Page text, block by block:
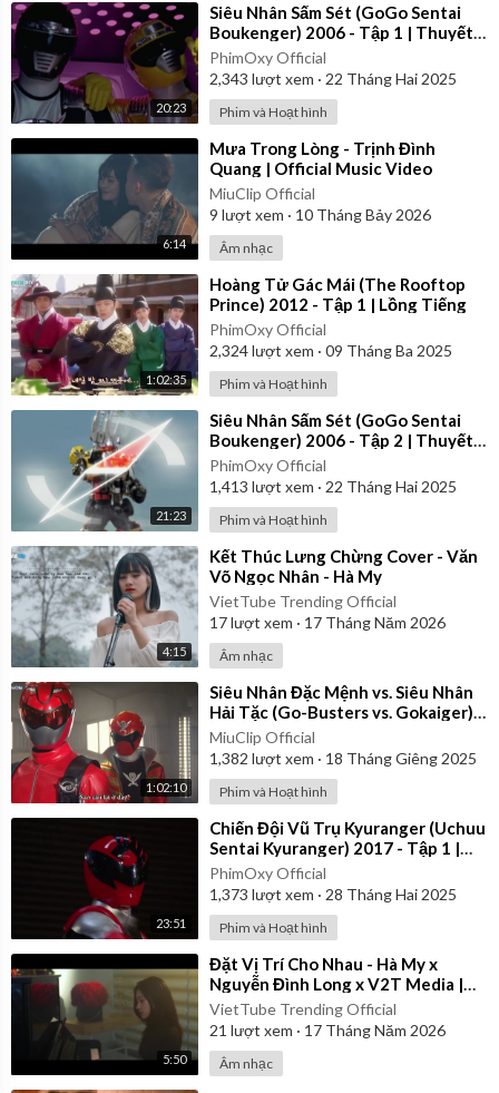
20:23
⁣Siêu Nhân Sấm Sét (GoGo Sentai
Boukenger) 2006 - Tập 1 | Thuyết
Minh
PhimOxy Official
2,343 lượt xem · 22 Tháng Hai 2025
Phim và Hoạt hình
6:14
⁣Mưa Trong Lòng - Trịnh Đình
Quang | Official Music Video
MiuClip Official
9 lượt xem · 10 Tháng Bảy 2026
Âm nhạc
1:02:35
⁣Hoàng Tử Gác Mái (The Rooftop
Prince) 2012 - Tập 1 | Lồng Tiếng
PhimOxy Official
2,324lượt xem · 09 Tháng Ba 2025
Phim và Hoạt hình
21:23
⁣Siêu Nhân Sấm Sét (GoGo Sentai
Boukenger) 2006 - Tập 2 | Thuyết
Minh
PhimOxy Official
1,413 lượt xem · 22 Tháng Hai 2025
Phim và Hoạt hình
4:15
⁣Kết Thúc Lưng Chừng Cover - Văn
Võ Ngọc Nhân - Hà My
VietTube Trending Official
17lượt xem · 17 Tháng Năm 2026
Âm nhạc
1:02:10
⁣Siêu Nhân Đặc Mệnh vs. Siêu Nhân
Hải Tặc (Go-Busters vs. Gokaiger) |
Vietsub
MiuClip Official
1,382 lượt xem · 18 Tháng Giêng 2025
Phim và Hoạt hình
23:51
⁣Chiến Đội Vũ Trụ Kyuranger (Uchuu
Sentai Kyuranger) 2017 - Tập 1 |
Thuyết Minh
PhimOxy Official
1,373 lượt xem · 28 Tháng Hai 2025
Phim và Hoạt hình
5:50
⁣Đặt Vị Trí Cho Nhau - Hà My x
Nguyễn Đình Long x V2T Media |
Official Music Video
VietTube Trending Official
21 lượt xem · 17 Tháng Năm 2026
Âm nhạc